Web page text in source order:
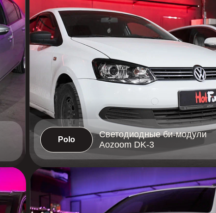
Светодиодные би-модули
Aozoom DK-3